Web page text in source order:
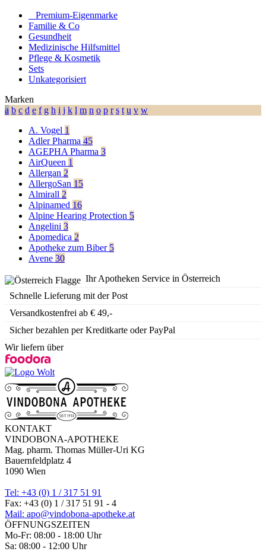
⠀​Premium-Eigenmarke
Familie & Co
Gesundheit
Medizinische Hilfsmittel
Pflege & Kosmetik
Sets
Unkategorisiert
Marken
a b c d e f g h i j k l m n o p r s t u v w
A. Vogel 1
Adler Pharma 45
AGEPHA Pharma 3
AirQueen 1
Allergan 2
AllergoSan 15
Almirall 2
Alpinamed 16
Alpine Hearing Protection 5
Angelini 3
Apomedica 2
Apotheke zum Biber 5
Avene 30
Ihr Apotheken Service in Österreich
Schnelle Lieferung mit der Post
Versandkostenfrei ab € 49,-
Sicher bezahlen per Kreditkarte oder PayPal
Wir liefern über
KONTAKT
VINDOBONA-APOTHEKE
Mag. pharm. Thomas Müller-Uri KG
Bauernfeldplatz 4
1090 Wien
Tel: +43 (0) 1 / 317 51 91
Fax: +43 (0) 1 / 317 51 91 - 4
Mail: apo@vindobona-apotheke.at
ÖFFNUNGSZEITEN
Mo-Fr: 08:00 - 18:00 Uhr
Sa: 08:00 - 12:00 Uhr